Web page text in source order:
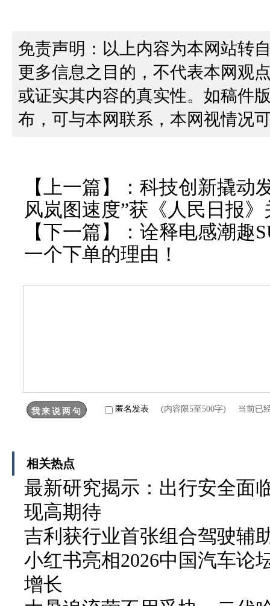
免责声明：以上内容为本网站转
更多信息之目的，不代表本网观
或证实其内容的真实性。如稿件
布，可与本网联系，本网视情况
【上一篇】： 科技创新撬动
风岚图速度”获《人民日报》
【下一篇】： 诠释电感潮趣
一个下单的理由！
匿名发表 (内容限5至500字) 当前已
相关热点
最新研究揭示：出行安全面
现高期待
吉利获行业首张组合驾驶辅
小红书亮相2026中国汽车论
增长